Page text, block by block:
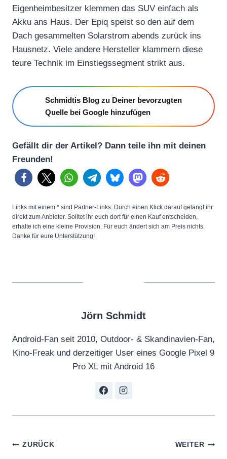
Eigenheimbesitzer klemmen das SUV einfach als
Akku ans Haus. Der Epiq speist so den auf dem
Dach gesammelten Solarstrom abends zurück ins
Hausnetz. Viele andere Hersteller klammern diese
teure Technik im Einstiegssegment strikt aus.
Schmidtis Blog zu Deiner bevorzugten
Quelle bei Google hinzufügen
Gefällt dir der Artikel? Dann teile ihn mit deinen
Freunden!
Links mit einem * sind Partner-Links. Durch einen Klick darauf gelangt ihr
direkt zum Anbieter. Solltet ihr euch dort für einen Kauf entscheiden,
erhalte ich eine kleine Provision. Für euch ändert sich am Preis nichts.
Danke für eure Unterstützung!
Jörn Schmidt
Android-Fan seit 2010, Outdoor- & Skandinavien-Fan,
Kino-Freak und derzeitiger User eines Google Pixel 9
Pro XL mit Android 16
Beitragsnavigation
ZURÜCK WEITER